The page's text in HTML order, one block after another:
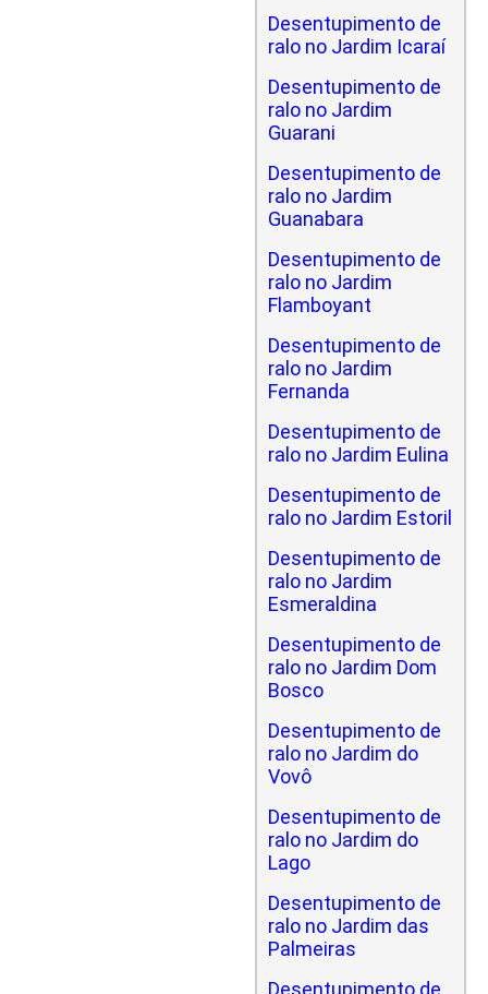
Desentupimento de
ralo no Jardim Icaraí
Desentupimento de
ralo no Jardim
Guarani
Desentupimento de
ralo no Jardim
Guanabara
Desentupimento de
ralo no Jardim
Flamboyant
Desentupimento de
ralo no Jardim
Fernanda
Desentupimento de
ralo no Jardim Eulina
Desentupimento de
ralo no Jardim Estoril
Desentupimento de
ralo no Jardim
Esmeraldina
Desentupimento de
ralo no Jardim Dom
Bosco
Desentupimento de
ralo no Jardim do
Vovô
Desentupimento de
ralo no Jardim do
Lago
Desentupimento de
ralo no Jardim das
Palmeiras
Desentupimento de